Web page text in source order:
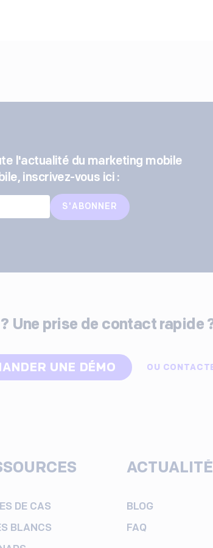
l'actualité du marketing mobile
inscrivez-vous ici :
S'ABONNER
Une prise de contact rapide
UNE DÉMO OU
DE CAS
BLANCS
BLOG
FAQ